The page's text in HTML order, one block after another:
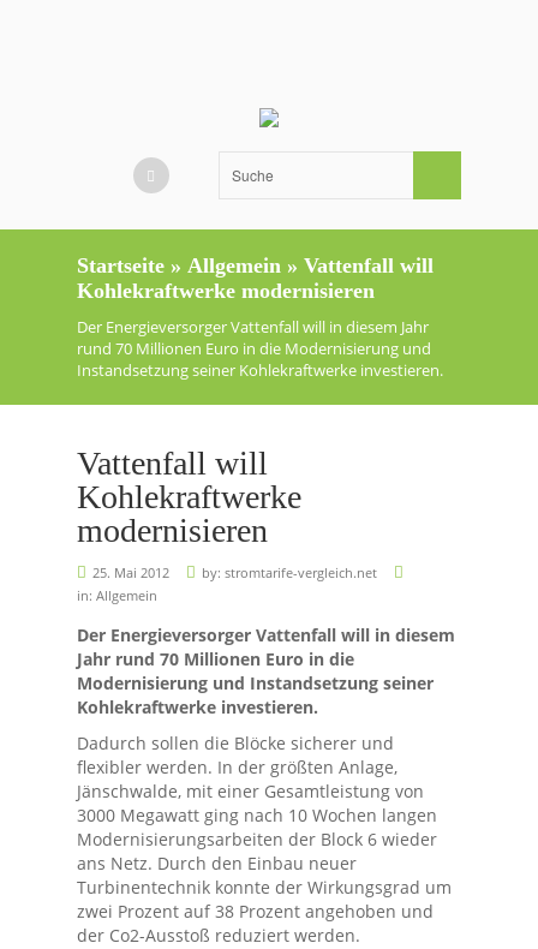
Startseite » Allgemein » Vattenfall will
Kohlekraftwerke modernisieren
Der Energieversorger Vattenfall will in diesem Jahr
rund 70 Millionen Euro in die Modernisierung und
Instandsetzung seiner Kohlekraftwerke investieren.
Vattenfall will
Kohlekraftwerke
modernisieren
25. Mai 2012 by: stromtarife-vergleich.net
in: Allgemein
Der Energieversorger Vattenfall will in diesem
Jahr rund 70 Millionen Euro in die
Modernisierung und Instandsetzung seiner
Kohlekraftwerke investieren.
Dadurch sollen die Blöcke sicherer und
flexibler werden. In der größten Anlage,
Jänschwalde, mit einer Gesamtleistung von
3000 Megawatt ging nach 10 Wochen langen
Modernisierungsarbeiten der Block 6 wieder
ans Netz. Durch den Einbau neuer
Turbinentechnik konnte der Wirkungsgrad um
zwei Prozent auf 38 Prozent angehoben und
der Co2-Ausstoß reduziert werden.